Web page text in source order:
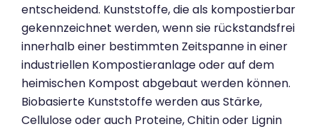
entscheidend. Kunststoffe, die als kompostierbar
gekennzeichnet werden, wenn sie rückstandsfrei
innerhalb einer bestimmten Zeitspanne in einer
industriellen Kompostieranlage oder auf dem
heimischen Kompost abgebaut werden können.
Biobasierte Kunststoffe werden aus Stärke,
Cellulose oder auch Proteine, Chitin oder Lignin